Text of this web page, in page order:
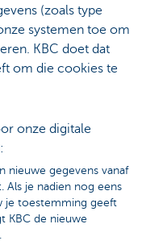
(zoals type
systemen toe om
KBC doet dat
om die cookies te
onze digitale
nieuwe gegevens vanaf
je nadien nog eens
je toestemming geeft
KBC de nieuwe